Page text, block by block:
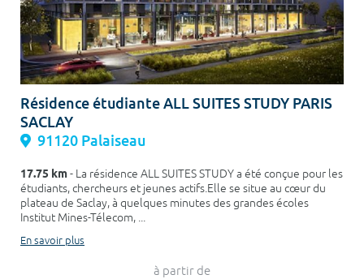
Résidence étudiante ALL SUITES STUDY PARIS
SACLAY
91120 Palaiseau
17.75 km- La résidence ALL SUITES STUDY a été conçue pour les
étudiants, chercheurs et jeunes actifs.Elle se situe au cœur du
plateau de Saclay, à quelques minutes des grandes écoles
Institut Mines-Télecom, ...
En savoir plus
à partir de